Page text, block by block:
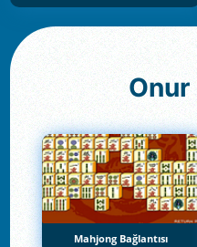
Onur
Mahjong Bağlantısı